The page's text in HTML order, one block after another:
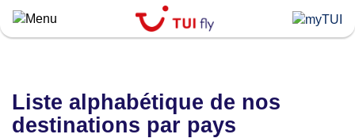
Skip
to
Liste alphabétique de nos
destinations par pays